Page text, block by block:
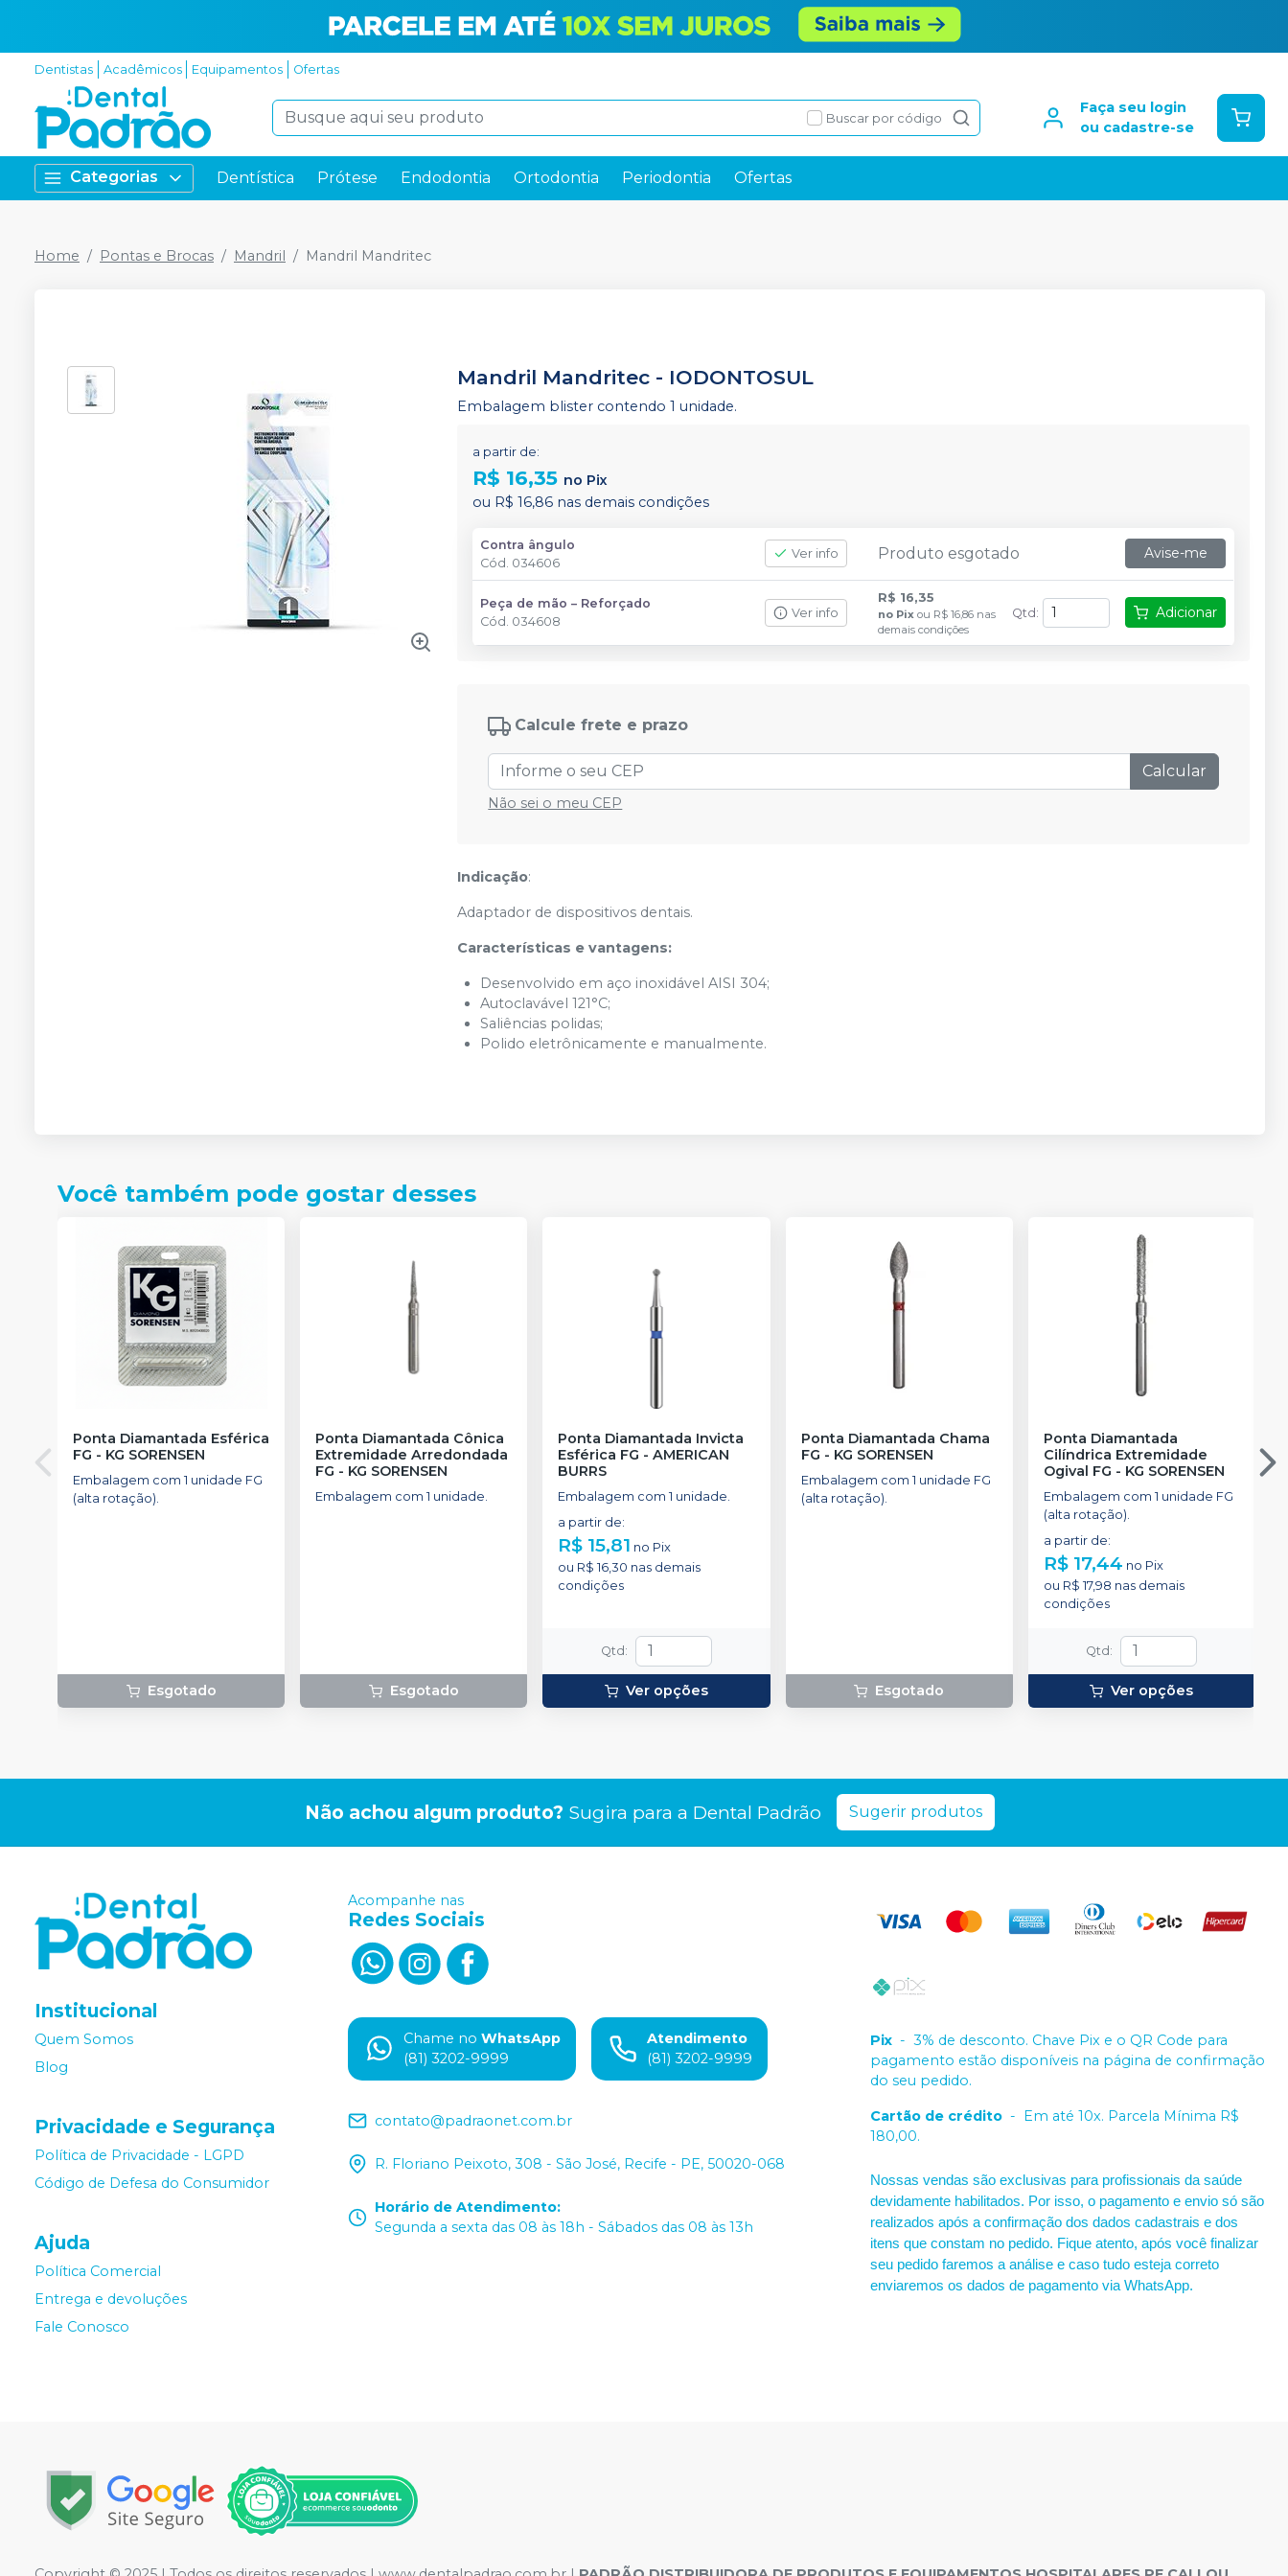
Dentistas Acadêmicos Equipamentos Ofertas
Buscar por código
Faça seu login
ou cadastre-se
Categorias Dentística Prótese Endodontia Ortodontia Periodontia Ofertas
Home Pontas e Brocas Mandril Mandril Mandritec
Mandril Mandritec - IODONTOSUL
Embalagem blister contendo 1 unidade.
a partir de:
R$ 16,35 no Pix
ou R$ 16,86 nas demais condições
Contra ângulo
Cód. 034606
Ver info Produto esgotado Avise-me
Peça de mão – Reforçado
Cód. 034608
Ver info
R$ 16,35
no Pix ou R$ 16,86 nas
demais condições
Qtd : Adicionar
Calcule frete e prazo
Calcular
Não sei o meu CEP
Indicação:
Adaptador de dispositivos dentais.
Características e vantagens:
Desenvolvido em aço inoxidável AISI 304;
Autoclavável 121°C;
Saliências polidas;
Polido eletrônicamente e manualmente.
Você também pode gostar desses
Ponta Diamantada Esférica
FG - KG SORENSEN
Embalagem com 1 unidade FG
(alta rotação).
Esgotado
Ponta Diamantada Cônica
Extremidade Arredondada
FG - KG SORENSEN
Embalagem com 1 unidade.
Esgotado
Ponta Diamantada Invicta
Esférica FG -AMERICAN
BURRS
Embalagem com 1 unidade.
a partir de:
R$ 15,81 no Pix
ou R$ 16,30 nas demais
condições
Qtd :
Ver opções
Ponta Diamantada Chama
FG - KG SORENSEN
Embalagem com 1 unidade FG
(alta rotação).
Esgotado
Ponta Diamantada
Cilíndrica Extremidade
Ogival FG - KG SORENSEN
Embalagem com 1 unidade FG
(alta rotação).
a partir de:
R$ 17,44 no Pix
ou R$ 17,98 nas demais
condições
Qtd :
Ver opções
Não achou algum produto? Sugira para a Dental Padrão Sugerir produtos
Institucional
Quem Somos
Blog
Privacidade e Segurança
Política de Privacidade - LGPD
Código de Defesa do Consumidor
Ajuda
Política Comercial
Entrega e devoluções
Fale Conosco
Acompanhe nas
Redes Sociais
Chame no WhatsApp
(81) 3202-9999
Atendimento
(81) 3202-9999
contato@padraonet.com.br
R. Floriano Peixoto, 308 - São José, Recife - PE, 50020-068
Horário de Atendimento:
Segunda a sexta das 08 às 18h - Sábados das 08 às 13h
Pix - 3% de desconto. Chave Pix e o QR Code para
pagamento estão disponíveis na página de confirmação
do seu pedido.
Cartão de crédito - Em até 10x. Parcela Mínima R$
180,00.
Nossas vendas são exclusivas para profissionais da saúde
devidamente habilitados. Por isso, o pagamento e envio só são
realizados após a confirmação dos dados cadastrais e dos
itens que constam no pedido. Fique atento, após você finalizar
seu pedido faremos a análise e caso tudo esteja correto
enviaremos os dados de pagamento via WhatsApp.